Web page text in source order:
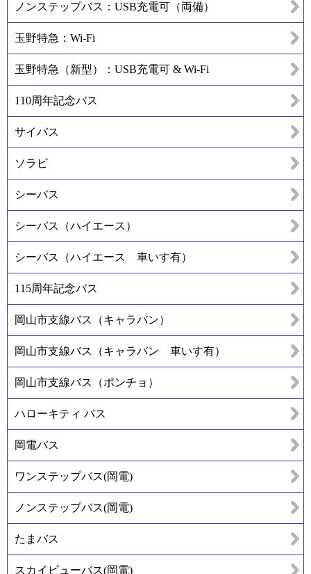
ノンステップバス：USB充電可（両備）
玉野特急：Wi-Fi
玉野特急（新型）：USB充電可 & Wi-Fi
110周年記念バス
サイバス
ソラビ
シーバス
シーバス（ハイエース）
シーバス（ハイエース 車いす有）
115周年記念バス
岡山市支線バス（キャラバン）
岡山市支線バス（キャラバン 車いす有）
岡山市支線バス（ポンチョ）
ハローキティ バス
岡電バス
ワンステップバス(岡電)
ノンステップバス(岡電)
たまバス
スカイビューバス(岡電)